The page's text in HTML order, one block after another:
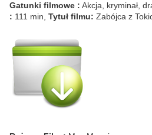
Gatunki filmowe : Akcja, kryminał,
: 111 min, Tytuł filmu: Zabójca z